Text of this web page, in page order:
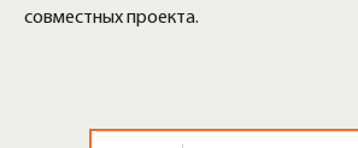
совместных проекта.